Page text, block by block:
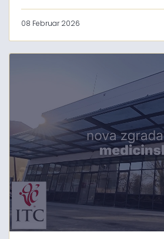
08 Februar 2026